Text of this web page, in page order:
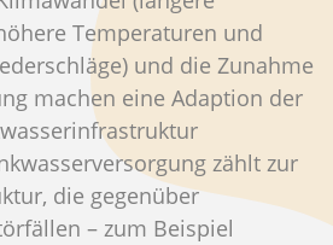
Temperaturen und
und die Zunahme
machen eine Adaption der
zählt zur
die gegenüber
– zum Beispiel